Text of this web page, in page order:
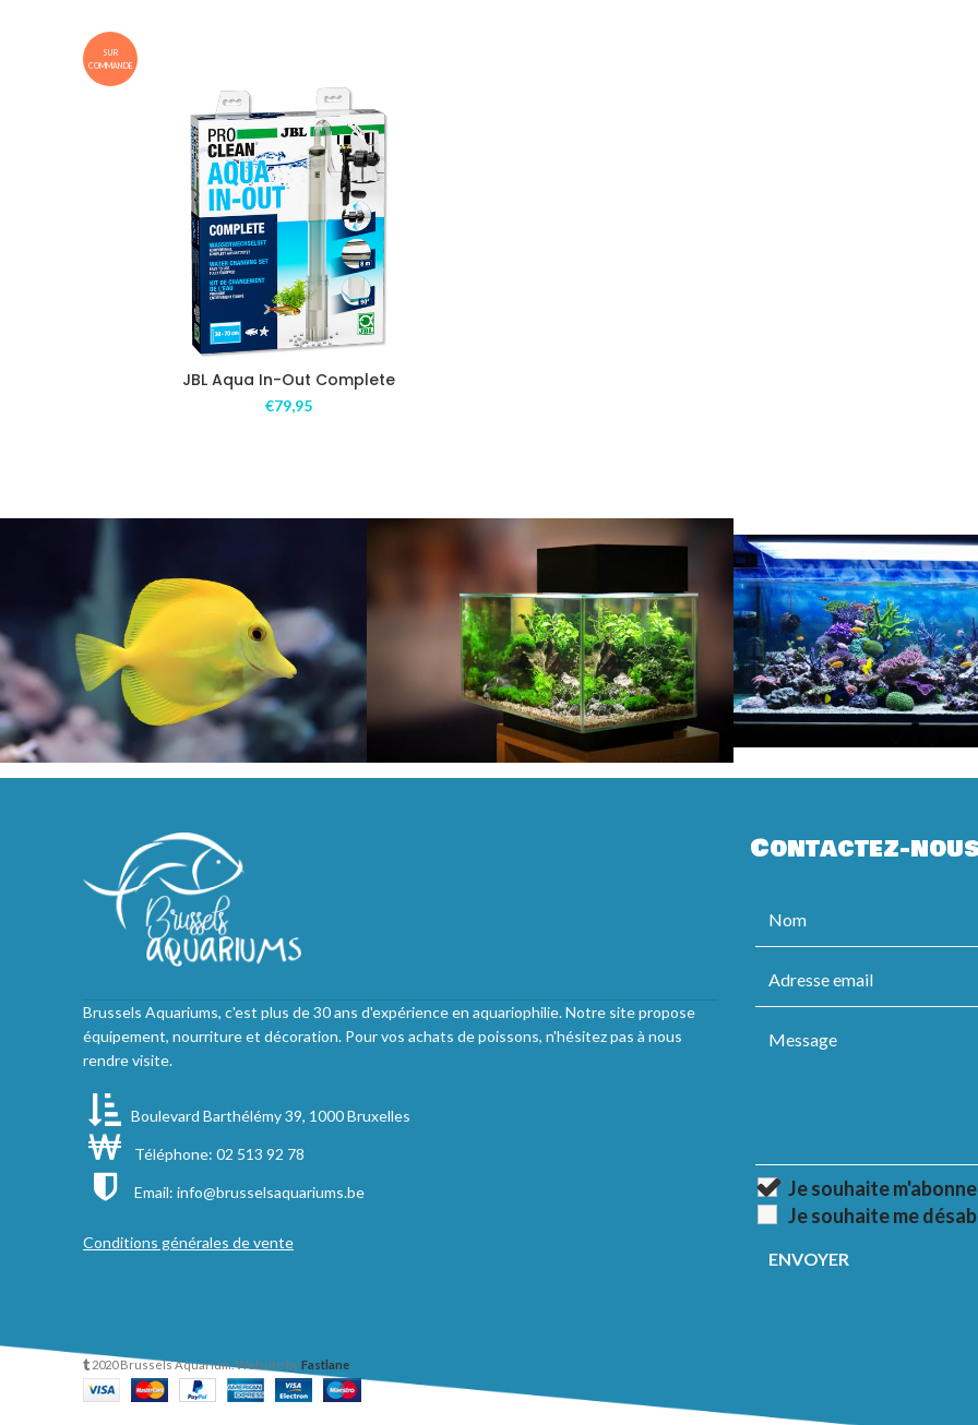
SUR
COMMANDE
JBL Aqua In-Out Complete
€79,95
Brussels Aquariums, c'est plus de 30 ans d'expérience en aquariophilie. Notre site propose
équipement, nourriture et décoration. Pour vos achats de poissons, n'hésitez pas à nous
rendre visite.
Boulevard Barthélémy 39, 1000 Bruxelles
Téléphone: 02 513 92 78
Email: info@brusselsaquariums.be
Conditions générales de vente
Contactez-
Je souhaite
Je souhaite me
2020 Brussels Aquarium. Website byFastlane